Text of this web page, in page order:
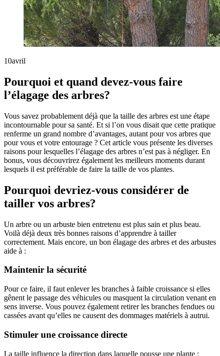
10avril
Pourquoi et quand devez-vous faire
l’élagage des arbres?
Vous savez probablement déjà que la taille des arbres est une étape
incontournable pour sa santé. Et si l’on vous disait que cette pratique
renferme un grand nombre d’avantages, autant pour vos arbres que
pour vous et votre entourage ? Cet article vous présente les diverses
raisons pour lesquelles l’élagage des arbres n’est pas à négliger. En
bonus, vous découvrirez également les meilleurs moments durant
lesquels il est préférable de faire la taille de vos plantes.
Pourquoi devriez-vous considérer de
tailler vos arbres?
Un arbre ou un arbuste bien entretenu est plus sain et plus beau.
Voilà déjà deux très bonnes raisons d’apprendre à tailler
correctement. Mais encore, un bon élagage des arbres et des arbustes
aide à :
Maintenir la sécurité
Pour ce faire, il faut enlever les branches à faible croissance si elles
gênent le passage des véhicules ou masquent la circulation venant en
sens inverse. Vous pouvez également retirer les branches fendues ou
cassées avant qu’elles ne causent des dommages matériels à autrui.
Stimuler une croissance directe
La taille influence la direction dans laquelle pousse une plante :